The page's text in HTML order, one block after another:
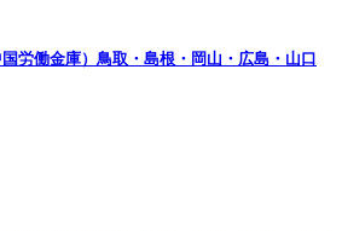
労働金庫）鳥取・島根・岡山・広島・山口